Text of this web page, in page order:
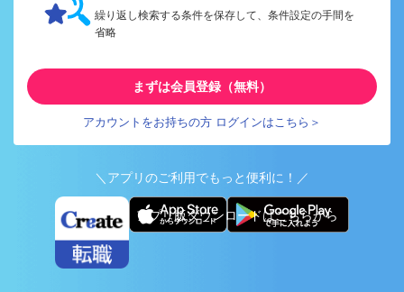
繰り返し検索する条件を保存して、条件設定の手間を
省略
まずは会員登録（無料）
アカウントをお持ちの方 ログインはこちら＞
＼アプリのご利用でもっと便利に！／
アプリ版ダウンロードはこちらから